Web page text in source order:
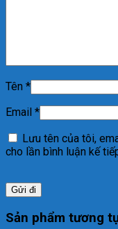
Tên *
Email *
Lưu tên của tôi,
cho lần bình luận kế
Sản phẩm tương